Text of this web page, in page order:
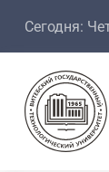
Сегодня: